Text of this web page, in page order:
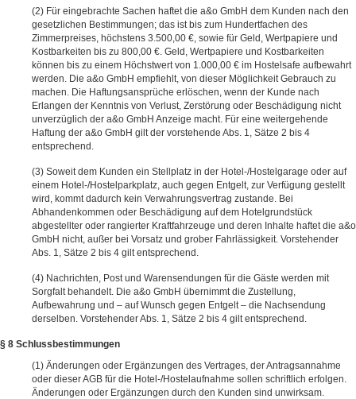
Für eingebrachte Sachen haftet die a&o GmbH dem Kunden nach den
gesetzlichen Bestimmungen; das ist bis zum Hundertfachen des
Zimmerpreises, höchstens 3.500,00 €, sowie für Geld, Wertpapiere und
Kostbarkeiten bis zu 800,00 €. Geld, Wertpapiere und Kostbarkeiten
können bis zu einem Höchstwert von 1.000,00 € im Hostelsafe aufbewahrt
werden. Die a&o GmbH empfiehlt, von dieser Möglichkeit Gebrauch zu
machen. Die Haftungsansprüche erlöschen, wenn der Kunde nach
Erlangen der Kenntnis von Verlust, Zerstörung oder Beschädigung nicht
unverzüglich der a&o GmbH Anzeige macht. Für eine weitergehende
Haftung der a&o GmbH gilt der vorstehende Abs. 1, Sätze 2 bis 4
entsprechend.
Soweit dem Kunden ein Stellplatz in der Hotel-/Hostelgarage oder auf
einem Hotel-/Hostelparkplatz, auch gegen Entgelt, zur Verfügung gestellt
wird, kommt dadurch kein Verwahrungsvertrag zustande. Bei
Abhandenkommen oder Beschädigung auf dem Hotelgrundstück
abgestellter oder rangierter Kraftfahrzeuge und deren Inhalte haftet die a&o
GmbH nicht, außer bei Vorsatz und grober Fahrlässigkeit. Vorstehender
Abs. 1, Sätze 2 bis 4 gilt entsprechend.
Nachrichten, Post und Warensendungen für die Gäste werden mit
Sorgfalt behandelt. Die a&o GmbH übernimmt die Zustellung,
Aufbewahrung und – auf Wunsch gegen Entgelt – die Nachsendung
derselben. Vorstehender Abs. 1, Sätze 2 bis 4 gilt entsprechend.
§ 8 Schlussbestimmungen
Änderungen oder Ergänzungen des Vertrages, der Antragsannahme
oder dieser AGB für die Hotel-/Hostelaufnahme sollen schriftlich erfolgen.
Änderungen oder Ergänzungen durch den Kunden sind unwirksam.